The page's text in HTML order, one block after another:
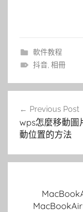
軟件教程
抖音, 相冊
導
覽
Previous Post
wps怎麼移動圖
動位置的方法